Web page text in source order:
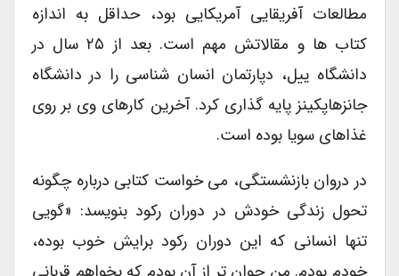
مطالعات آفریقایی آمریکایی بود، حداقل به اندازه
کتاب ها و مقالاتش مهم است. بعد از ۲۵ سال در
دانشگاه ییل، دپارتمان انسان شناسی را در دانشگاه
جانزهاپکینز پایه گذاری کرد. آخرین کارهای وی بر روی
غذاهای سویا بوده است.
در دروان بازنشستگی، می خواست کتابی درباره چگونه
تحول زندگی خودش در دوران رکود بنویسد: «گویی
تنها انسانی که این دوران رکود برایش خوب بوده،